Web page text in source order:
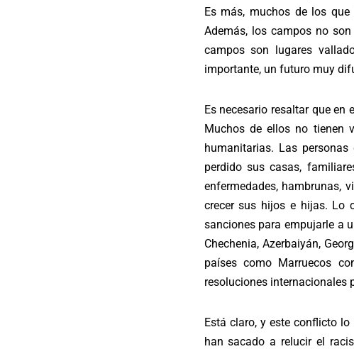
Es más, muchos de los
Además, los campos no
campos son lugares
importante, un futuro muy
Es necesario resaltar que
Muchos de ellos no tienen
humanitarias. Las
perdido sus casas,
enfermedades, hambrunas,
crecer sus hijos e hijas. Lo
sanciones para empujarle a
Chechenia, Azerbaiyán,
países como Marruecos
resoluciones internacionales
Está claro, y este conflicto
han sacado a relucir el